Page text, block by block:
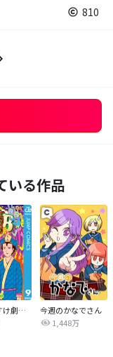
810
いる作品
増田こうすけ劇場 ギャグマンガ日和GB
今週のかなでさん
1,448万